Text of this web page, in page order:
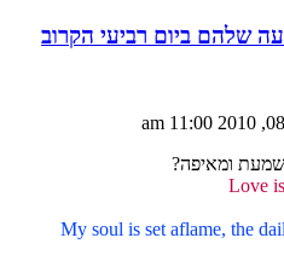
ומאיפה?
Love
My soul is set aflame, the